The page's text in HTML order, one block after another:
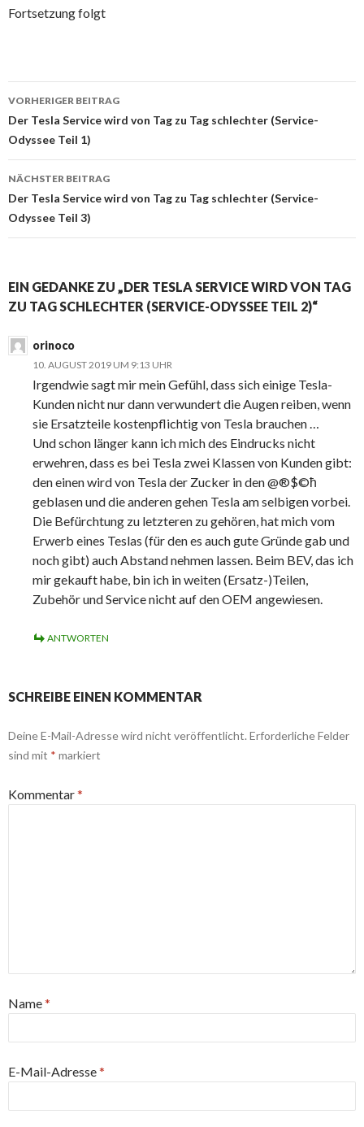
Fortsetzung folgt
Beitrags-
Navigation
VORHERIGER BEITRAG
Der Tesla Service wird von Tag zu Tag schlechter (Service-
Odyssee Teil 1)
NÄCHSTER BEITRAG
Der Tesla Service wird von Tag zu Tag schlechter (Service-
Odyssee Teil 3)
EIN GEDANKE ZU „DER TESLA SERVICE WIRD VON TAG
ZU TAG SCHLECHTER (SERVICE-ODYSSEE TEIL 2)“
orinoco
10. AUGUST 2019 UM 9:13 UHR
Irgendwie sagt mir mein Gefühl, dass sich einige Tesla-
Kunden nicht nur dann verwundert die Augen reiben, wenn
sie Ersatzteile kostenpflichtig von Tesla brauchen …
Und schon länger kann ich mich des Eindrucks nicht
erwehren, dass es bei Tesla zwei Klassen von Kunden gibt:
den einen wird von Tesla der Zucker in den @®$©ħ
geblasen und die anderen gehen Tesla am selbigen vorbei.
Die Befürchtung zu letzteren zu gehören, hat mich vom
Erwerb eines Teslas (für den es auch gute Gründe gab und
noch gibt) auch Abstand nehmen lassen. Beim BEV, das ich
mir gekauft habe, bin ich in weiten (Ersatz-)Teilen,
Zubehör und Service nicht auf den OEM angewiesen.
ANTWORTEN
SCHREIBE EINEN KOMMENTAR
Deine E-Mail-Adresse wird nicht veröffentlicht. Erforderliche Felder
sind mit * markiert
Kommentar*
Name*
E-Mail-Adresse*